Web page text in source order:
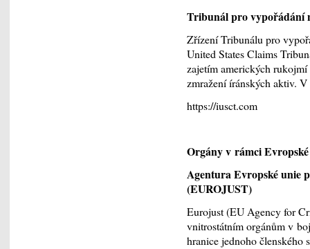
Tribunál pro vypořádání
Zřízení Tribunálu pro
United States Claims
zajetím amerických
zmražení íránských aktiv.
https://iusct.com
Orgány v rámci
Agentura Evropské unie
(EUROJUST)
Eurojust (EU Agency for
vnitrostátním orgánům v
hranice jednoho členského